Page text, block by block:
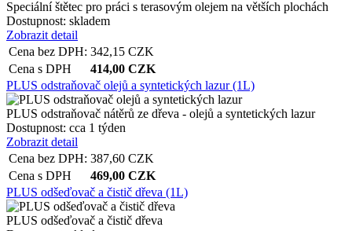
Speciální štětec pro práci s terasovým olejem na větších plochách
Dostupnost: skladem
Zobrazit detail
Cena bez DPH: 342,15 CZK
Cena s DPH
414,00 CZK
PLUS odstraňovač olejů a syntetických lazur (1L)
PLUS odstraňovač nátěrů ze dřeva - olejů a syntetických lazur
Dostupnost: cca 1 týden
Zobrazit detail
Cena bez DPH: 387,60 CZK
Cena s DPH
469,00 CZK
PLUS odšeďovač a čistič dřeva (1L)
PLUS odšeďovač a čistič dřeva